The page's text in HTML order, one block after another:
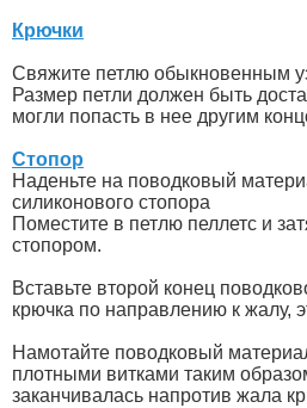
Крючки
Свяжите петлю обыкновенным
Размер петли должен быть
могли попасть в нее другим
Стопор
Наденьте на поводковый
силиконового стопора
Поместите в петлю пеллетс и
стопором.
Вставьте второй конец
крючка по направлению к жалу,
Намотайте поводковый
плотными витками таким
заканчивалась напротив жала